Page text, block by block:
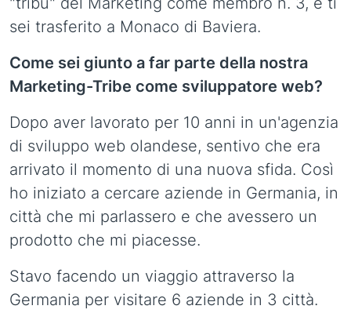
sei trasferito a Monaco di Baviera.
Come sei giunto a far parte della nostra
Marketing-Tribe come sviluppatore web?
Dopo aver lavorato per 10 anni in un'agenzia
di sviluppo web olandese, sentivo che era
arrivato il momento di una nuova sfida. Così
ho iniziato a cercare aziende in Germania, in
città che mi parlassero e che avessero un
prodotto che mi piacesse.
Stavo facendo un viaggio attraverso la
Germania per visitare 6 aziende in 3 città.